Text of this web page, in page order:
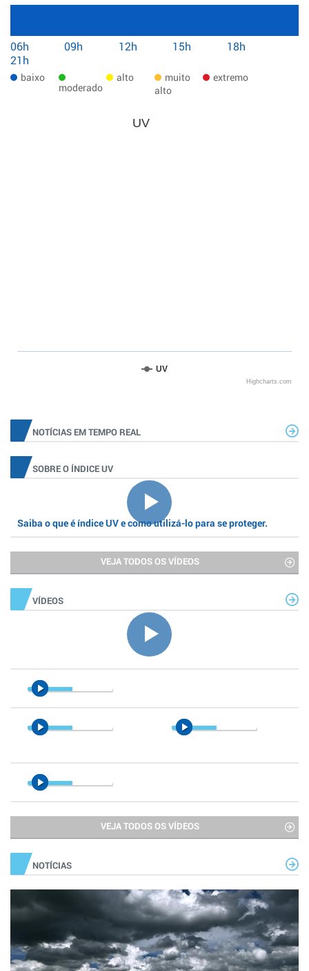
06h 09h 12h 15h
18h
21h
baixo
moderado
alto
muito
alto
extremo
UV
UV
Highcharts.com
NOTÍCIAS EM TEMPO REAL
SOBRE O ÍNDICE UV
Saiba o que é índice UV e como utilizá-lo para se proteger.
VEJA TODOS OS VÍDEOS
VÍDEOS
VEJA TODOS OS VÍDEOS
NOTÍCIAS